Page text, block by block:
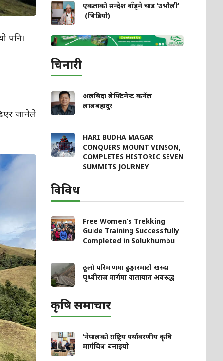
पनि।
जानेले
एकताको सन्देश बाँड्ने चाड ‘उभौली’
(भिडियो)
चिनारी
अलबिदा लेफ्टिनेन्ट कर्नेल
लालबहादुर
HARI BUDHA MAGAR
CONQUERS MOUNT VINSON,
COMPLETES HISTORIC SEVEN
SUMMITS JOURNEY
विविध
Free Women’s Trekking
Guide Training Successfully
Completed in Solukhumbu
ठूलो परिमाणमा ढुङ्गारमाटो खस्दा
पृथ्वीराज मार्गमा यातायात अवरुद्ध
कृषि समाचार
‘नेपालको राष्ट्रिय पर्यावरणीय कृषि
मार्गचित्र’ बनाइयो